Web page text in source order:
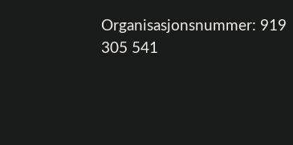
Organisasjonsnummer: 919
305 541